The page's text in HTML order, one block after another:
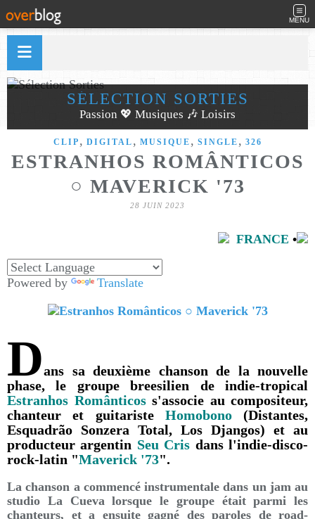
MENU
SÉLECTION SORTIES
Passion 💖 Musiques 🎶 Loisirs
CLIP , DIGITAL , MUSIQUE , SINGLE , 326
ESTRANHOS ROMÂNTICOS
○ MAVERICK '73
28 JUIN 2023
FRANCE •
Powered by Translate
Dans sa deuxième chanson de la nouvelle
phase, le groupe breesilien de indie-tropical
Estranhos Românticoss'associe au compositeur,
chanteur et guitaristeHomobono(Distantes,
Esquadrão Sonzera Total, Los Djangos) et au
producteur argentin Seu Cris dans l'indie-disco-
rock-latin "Maverick '73".
La chanson a commencé instrumentale dans un jam au
studio La Cueva lorsque le groupe était parmi les
chanteurs, et a ensuite gagné des paroles de road-